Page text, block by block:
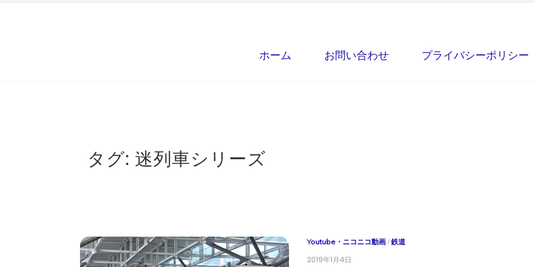
ホーム お問い合わせ プライバシーポリシー
タグ: 迷列車シリーズ
Youtube・ニコニコ動画 /鉄道
2019年1月4日